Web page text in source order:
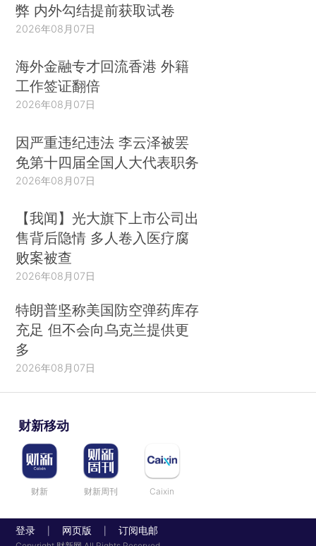
弊 内外勾结提前获取试卷
2026年08月07日
海外金融专才回流香港 外籍
工作签证翻倍
2026年08月07日
因严重违纪违法 李云泽被罢
免第十四届全国人大代表职务
2026年08月07日
【我闻】光大旗下上市公司出
售背后隐情 多人卷入医疗腐
败案被查
2026年08月07日
特朗普坚称美国防空弹药库存
充足 但不会向乌克兰提供更
多
2026年08月07日
财新移动
财新 财新周刊 Caixin
登录 网页版 订阅电邮